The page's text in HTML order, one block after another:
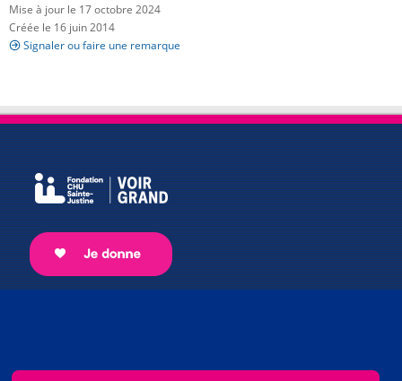
Mise à jour le 17 octobre 2024
Créée le 16 juin 2014
Signaler ou faire une remarque